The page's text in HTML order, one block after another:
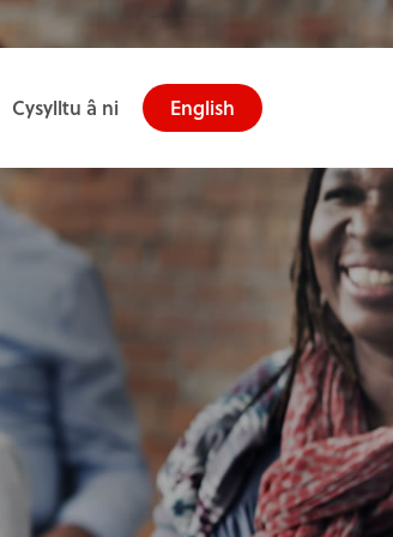
Cysylltu â ni English